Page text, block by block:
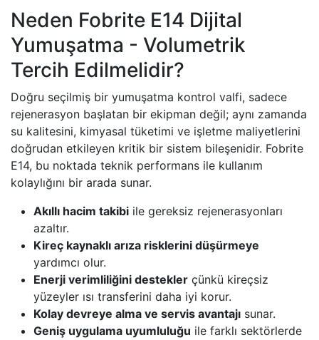
Neden Fobrite E14 Dijital
Yumuşatma - Volumetrik
Tercih Edilmelidir?
Doğru seçilmiş bir yumuşatma kontrol valfi, sadece
rejenerasyon başlatan bir ekipman değil; aynı zamanda
su kalitesini, kimyasal tüketimi ve işletme maliyetlerini
doğrudan etkileyen kritik bir sistem bileşenidir. Fobrite
E14, bu noktada teknik performans ile kullanım
kolaylığını bir arada sunar.
Akıllı hacim takibi ile gereksiz rejenerasyonları
azaltır.
Kireç kaynaklı arıza risklerini düşürmeye
yardımcı olur.
Enerji verimliliğini destekler çünkü kireçsiz
yüzeyler ısı transferini daha iyi korur.
Kolay devreye alma ve servis avantajı sunar.
Geniş uygulama uyumluluğu ile farklı sektörlerde